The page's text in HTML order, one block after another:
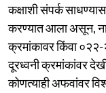
कक्षाशी संपर्क
करण्यात आला असून,
क्रमांकावर किंवा
दूरध्वनी क्रमांकांवर
कोणत्याही अफवांवर